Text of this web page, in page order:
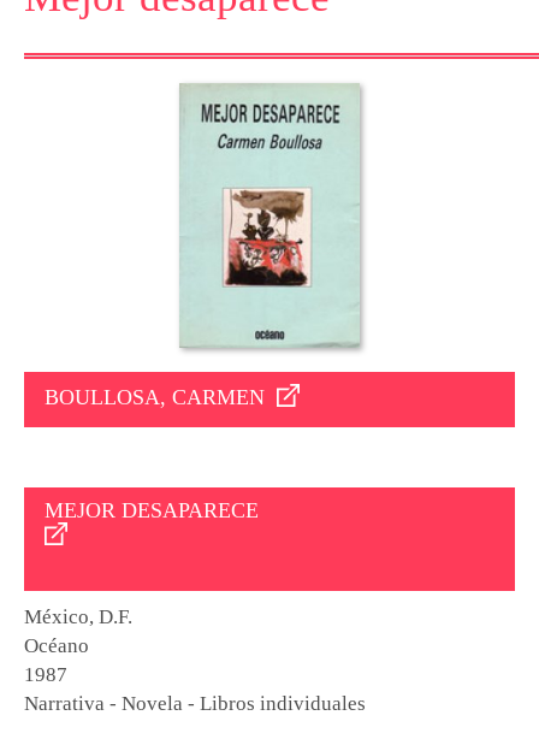
BOULLOSA, CARMEN
MEJOR DESAPARECE
México, D.F.
Océano
1987
Narrativa - Novela - Libros individuales